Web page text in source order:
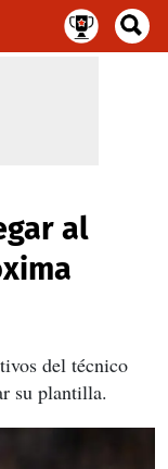
al
del técnico
su plantilla.